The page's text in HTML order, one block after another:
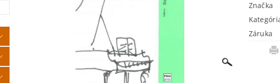
Značka
Záruka